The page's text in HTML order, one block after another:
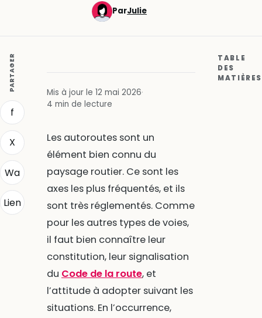
ParJulie
PARTAGER
f
X
Wa
Lien
Mis à jour le 12 mai 2026·
4 min de lecture
Les autoroutes sont un
élément bien connu du
paysage routier. Ce sont les
axes les plus fréquentés, et ils
sont très réglementés. Comme
pour les autres types de voies,
il faut bien connaître leur
constitution, leur signalisation
du Code de la route, et
l’attitude à adopter suivant les
situations. En l’occurrence,
TABLE
DES
MATIÈRES